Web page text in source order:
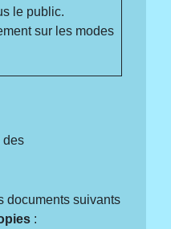
le public.
sur les modes
des
documents suivants
: